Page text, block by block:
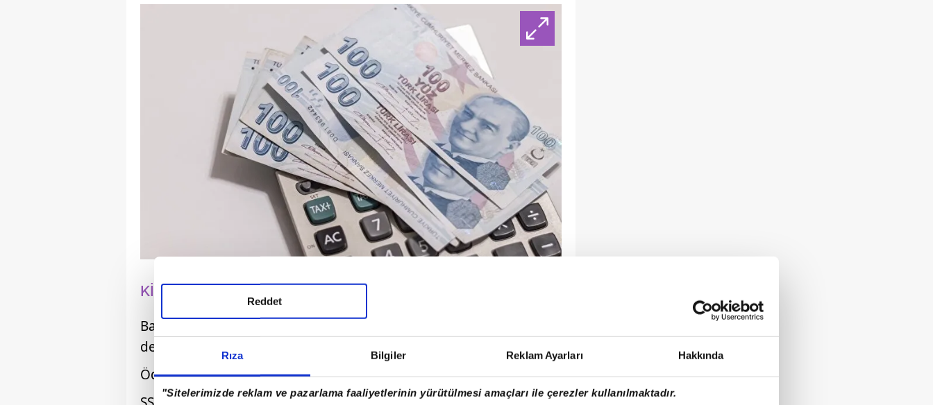
Rıza Bilgiler Reklam Ayarları Hakkında
"Sitelerimizde reklam ve pazarlama faaliyetlerinin yürütülmesi amaçları ile çerezler kullanılmaktadır.
Reddet
KİMLER BAYRAM İKRAMİYESİ ALACAK?
Bayram ikramiyesi sadece SSK, Bağ-kur ve memur emeklilerini
değil, çok geniş bir kesimi kapsıyor.
Ödemeden faydalanan diğer gruplar şöyle;